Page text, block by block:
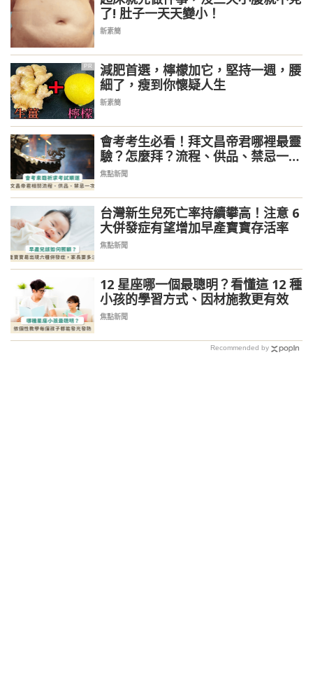
了! 肚子一天天變小！
新素簡
PR
減肥首選，檸檬加它，堅持一週，腰
細了，瘦到你懷疑人生
新素簡
會考考生必看！拜文昌帝君哪裡最靈
驗？怎麼拜？流程、供品、禁忌一次
看
焦點新聞
台灣新生兒死亡率持續攀高！注意 6
大併發症有望增加早產寶寶存活率
焦點新聞
12 星座哪一個最聰明？看懂這 12 種
小孩的學習方式、因材施教更有效
焦點新聞
Recommended by